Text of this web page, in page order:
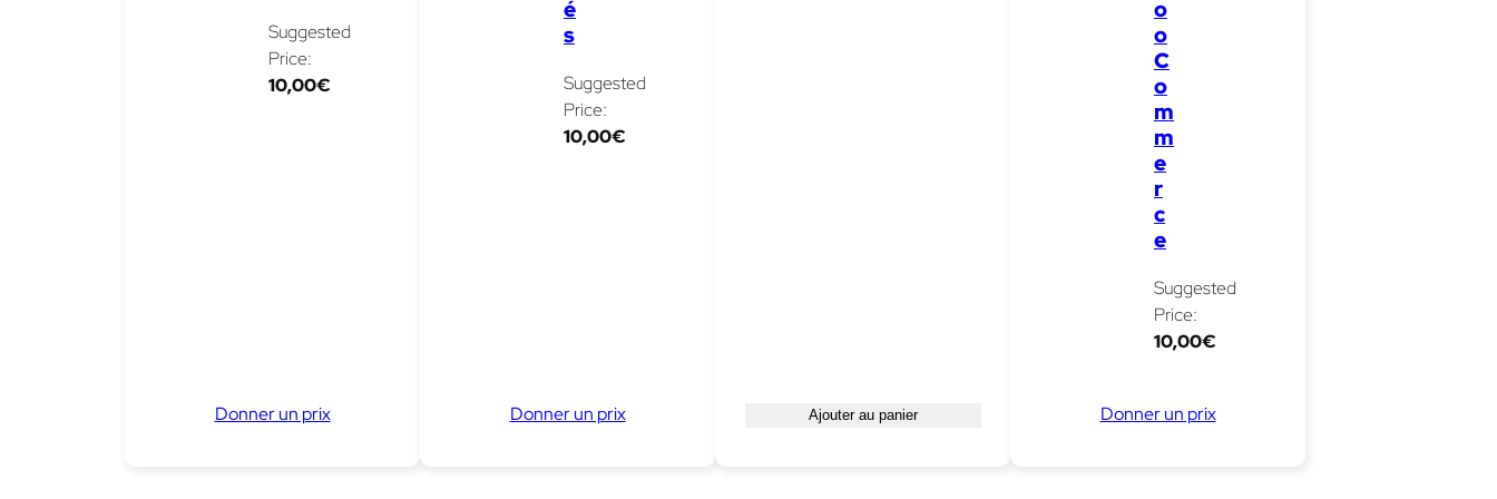
Suggested
Price:
10,00€
Donner un prix
é
s
Suggested
Price:
10,00€
Donner un prix Ajouter au panier
o
o
C
o
m
m
e
r
c
e
Suggested
Price:
10,00€
Donner un prix